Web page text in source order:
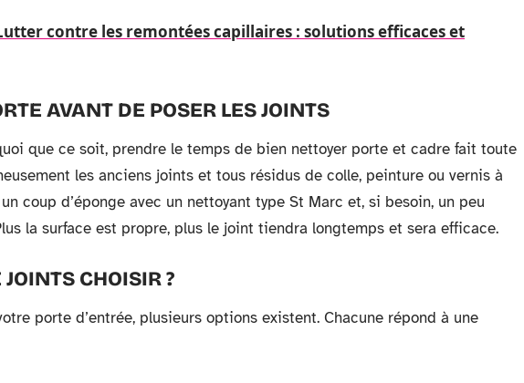
contre les remontées capillaires : solutions efficaces et
AVANT DE POSER LES JOINTS
que ce soit, prendre le temps de bien nettoyer porte et cadre fait toute
les anciens joints et tous résidus de colle, peinture ou vernis à
coup d’éponge avec un nettoyant type St Marc et, si besoin, un peu
la surface est propre, plus le joint tiendra longtemps et sera efficace.
CHOISIR ?
porte d’entrée, plusieurs options existent. Chacune répond à une